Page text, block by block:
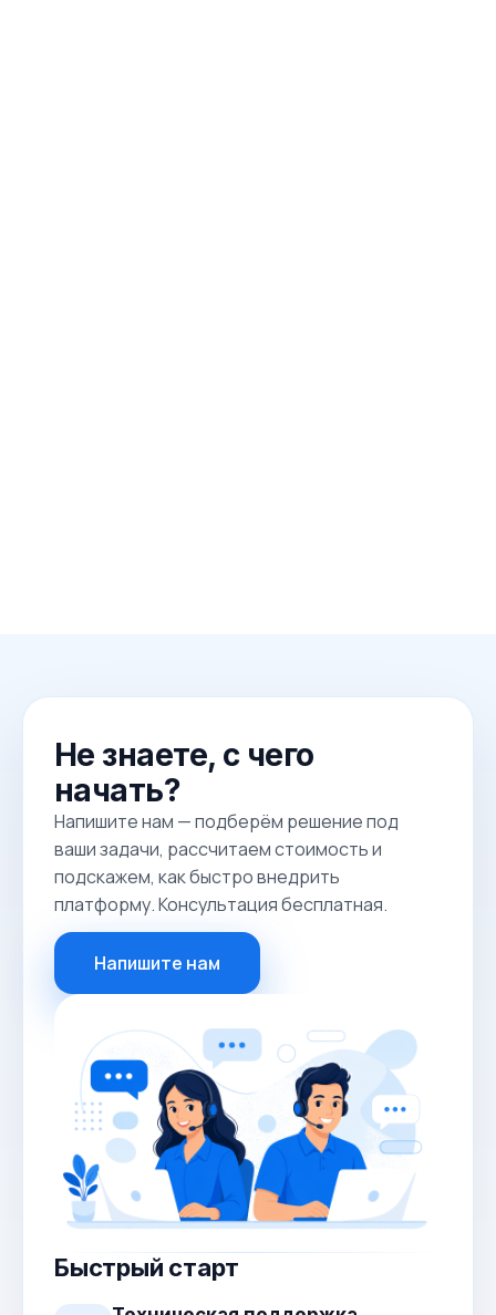
Не знаете, с чего
начать?
Напишите нам — подберём решение под
ваши задачи, рассчитаем стоимость и
подскажем, как быстро внедрить
платформу. Консультация бесплатная.
Напишите нам
Быстрый старт